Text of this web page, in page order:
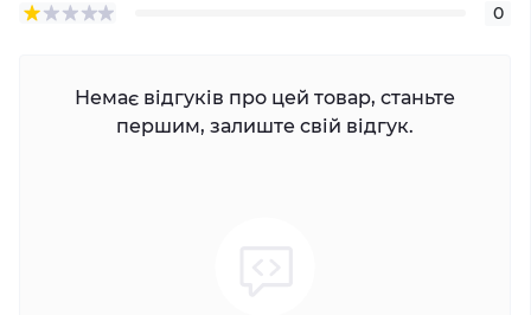
0
Немає відгуків про цей товар, станьте
першим, залиште свій відгук.